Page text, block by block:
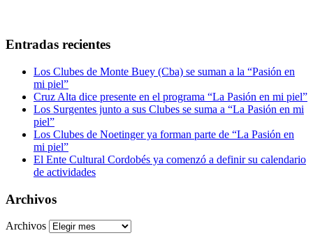
Entradas recientes
Los Clubes de Monte Buey (Cba) se suman a la “Pasión en
mi piel”
Cruz Alta dice presente en el programa “La Pasión en mi piel”
Los Surgentes junto a sus Clubes se suma a “La Pasión en mi
piel”
Los Clubes de Noetinger ya forman parte de “La Pasión en
mi piel”
El Ente Cultural Cordobés ya comenzó a definir su calendario
de actividades
Archivos
Archivos